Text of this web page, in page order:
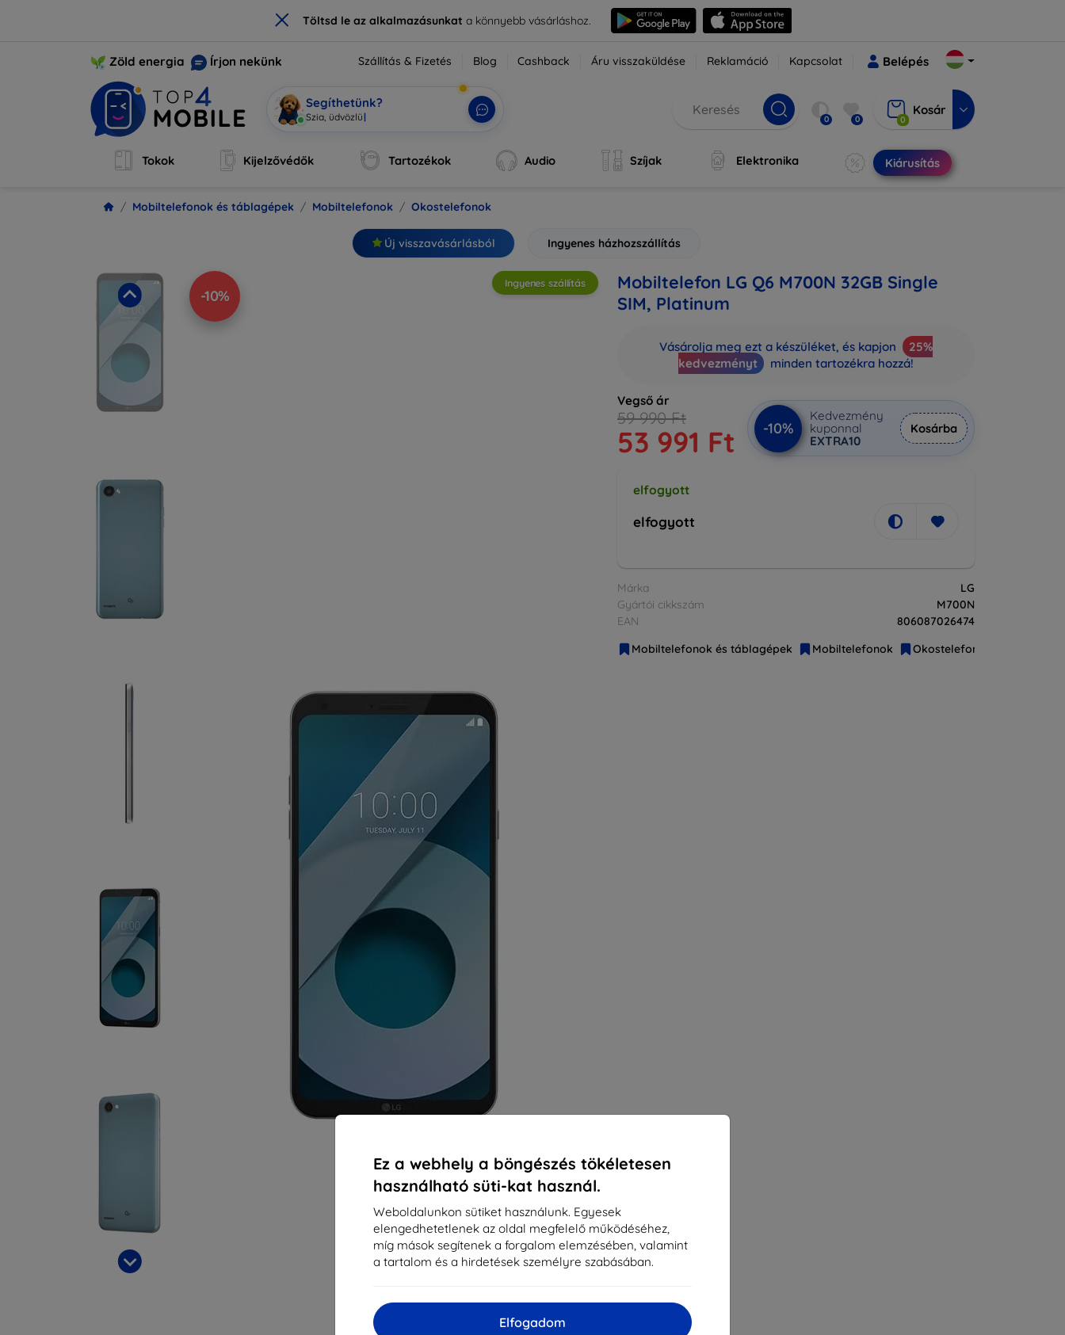
× Töltsd le az alkalmazásunkata könnyebb vásárláshoz.
Ez a webhely a böngészés tökéletesen
használható süti-kat használ.
Weboldalunkon sütiket használunk. Egyesek
elengedhetetlenek az oldal megfelelő működéséhez,
míg mások segítenek a forgalom elemzésében, valamint
a tartalom és a hirdetések személyre szabásában.
Elfogadom
Zöld energia Írjon nekünk Szállítás & Fizetés Blog Cashback Áru visszaküldése Reklamáció Kapcsolat Belépés
Segíthetünk?
Mobi vagyok| 0 0 0
Kosár
Tokok Kijelzővédők Tartozékok Audio Szíjak Elektronika Kiárusítás
Mobiltelefonok és táblagépek Mobiltelefonok Okostelefonok
Új visszavásárlásból Ingyenes házhozszállítás
-10%
Ingyenes szállítás
Mobiltelefon LG Q6 M700N 32GB Single
SIM, Platinum
Vásárolja meg ezt a készüléket, és kapjon
25%
kedvezményt
minden tartozékra hozzá!
Vegső ár
59 990 Ft
53 991 Ft -10%
Kedvezmény
kuponnal
EXTRA10
Kosárba
elfogyott
elfogyott
Márka
LG
Gyártói cikkszám
M700N
EAN
806087026474
Mobiltelefonok és táblagépek
Mobiltelefonok Okostelefonok